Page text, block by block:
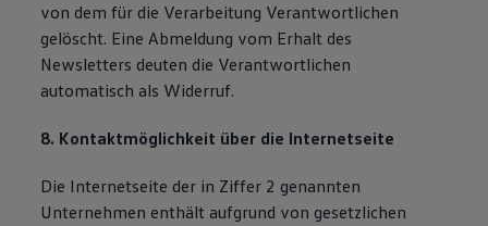
von dem für die Verarbeitung Verantwortlichen
gelöscht. Eine Abmeldung vom Erhalt des
Newsletters deuten die Verantwortlichen
automatisch als Widerruf.
8. Kontaktmöglichkeit über die Internetseite
Die Internetseite der in Ziffer 2 genannten
Unternehmen enthält aufgrund von gesetzlichen